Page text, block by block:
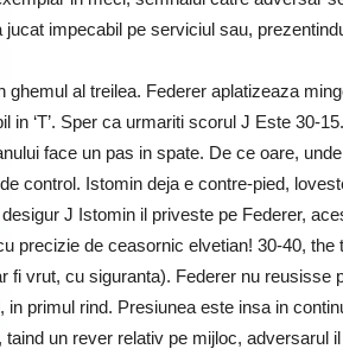
impecabil pe serviciul sau,
ghemul al treilea. Federer aplatizeaza
in ‘T’. Sper ca urmariti scorul J Este 30-
face un pas in spate. De ce oare,
de control. Istomin deja e contre-pied,
J Istomin il priveste pe Federer,
precizie de ceasornic elvetian! 30-40,
fi vrut, cu siguranta). Federer nu
in primul rind. Presiunea este insa in
taind un rever relativ pe mijloc,